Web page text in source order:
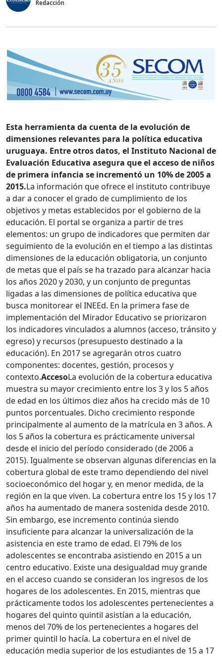
Redacción
Esta herramienta da cuenta de la evolución de
dimensiones relevantes para la política educativa
uruguaya. Entre otros datos, el Instituto Nacional de
Evaluación Educativa asegura que el acceso de niños
de primera infancia se incrementó un 10% de 2005 a
2015.La información que ofrece el instituto contribuye
a dar a conocer el grado de cumplimiento de los
objetivos y metas establecidos por el gobierno de la
educación. El portal se organiza a partir de tres
elementos: un grupo de indicadores que permiten dar
seguimiento de la evolución en el tiempo a las distintas
dimensiones de la educación obligatoria, un conjunto
de metas que el país se ha trazado para alcanzar hacia
los años 2020 y 2030, y un conjunto de preguntas
ligadas a las dimensiones de política educativa que
busca monitorear el INEEd. En la primera fase de
implementación del Mirador Educativo se priorizaron
los indicadores vinculados a alumnos (acceso, tránsito y
egreso) y recursos (presupuesto destinado a la
educación). En 2017 se agregarán otros cuatro
componentes: docentes, gestión, procesos y
contexto.AccesoLa evolución de la cobertura educativa
muestra su mayor crecimiento entre los 3 y los 5 años
de edad en los últimos diez años ha crecido más de 10
puntos porcentuales. Dicho crecimiento responde
principalmente al aumento de la matrícula en 3 años. A
los 5 años la cobertura es prácticamente universal
desde el inicio del período considerado (de 2006 a
2015). Igualmente se observan algunas diferencias en la
cobertura global de este tramo dependiendo del nivel
socioeconómico del hogar y, en menor medida, de la
región en la que viven. La cobertura entre los 15 y los 17
años ha aumentado de manera sostenida desde 2010.
Sin embargo, ese incremento continúa siendo
insuficiente para alcanzar la universalización de la
asistencia en este tramo de edad. El 79% de los
adolescentes se encontraba asistiendo en 2015 a un
centro educativo. Existe una desigualdad muy grande
en el acceso cuando se consideran los ingresos de los
hogares de los adolescentes. En 2015, mientras que
prácticamente todos los adolescentes pertenecientes a
hogares del quinto quintil asistían a la educación,
menos del 70% de los pertenecientes a hogares del
primer quintil lo hacía. La cobertura en el nivel de
educación media superior de los estudiantes de 15 a 17